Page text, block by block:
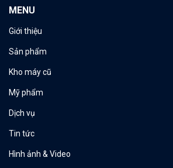
MENU
Giới thiệu
Sản phẩm
Kho máy cũ
Mỹ phẩm
Dịch vụ
Tin tức
Hình ảnh & Video